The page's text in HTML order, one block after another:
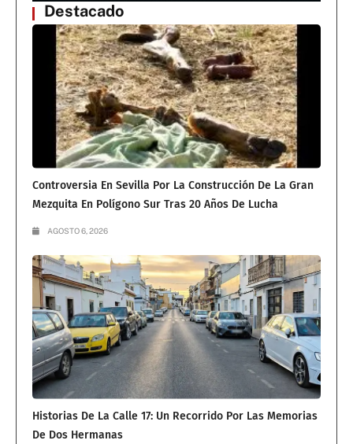
Destacado
Controversia En Sevilla Por La Construcción De La Gran
Mezquita En Polígono Sur Tras 20 Años De Lucha
AGOSTO 6, 2026
Historias De La Calle 17: Un Recorrido Por Las Memorias
De Dos Hermanas